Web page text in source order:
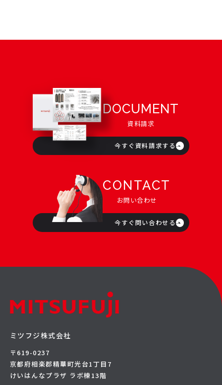
DOCUMENT
資料請求
今すぐ資料請求する
CONTACT
お問い合わせ
今すぐ問い合わせる
ミツフジ株式会社
〒619-0237
京都府相楽郡精華町光台1丁目7
けいはんなプラザ ラボ棟13階